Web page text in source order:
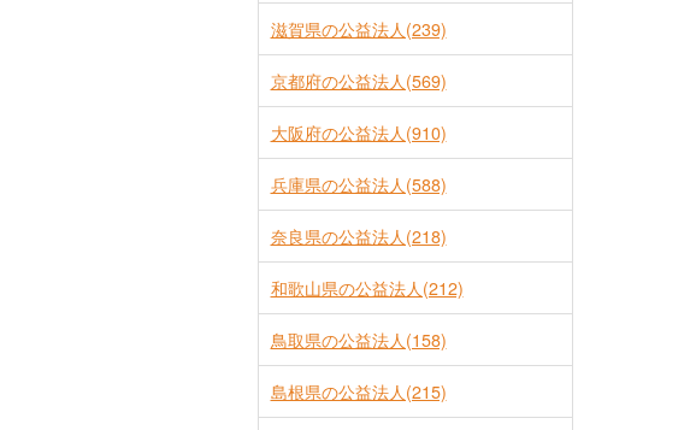
滋賀県の公益法人(239)
京都府の公益法人(569)
大阪府の公益法人(910)
兵庫県の公益法人(588)
奈良県の公益法人(218)
和歌山県の公益法人(212)
鳥取県の公益法人(158)
島根県の公益法人(215)